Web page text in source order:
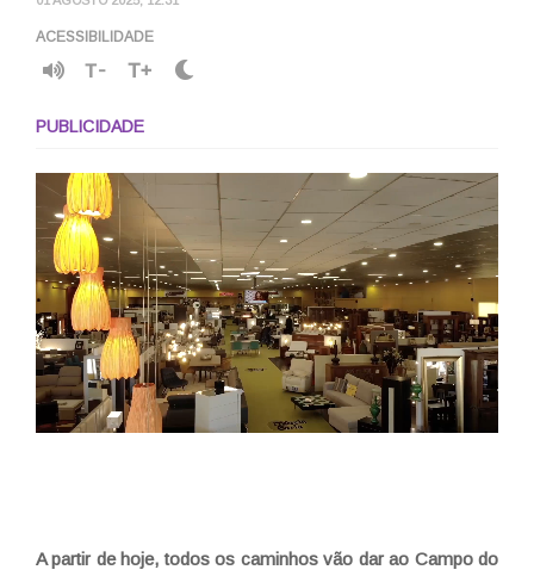
ACESSIBILIDADE
T- T+
PUBLICIDADE
A partir de hoje, todos os caminhos vão dar ao Campo do